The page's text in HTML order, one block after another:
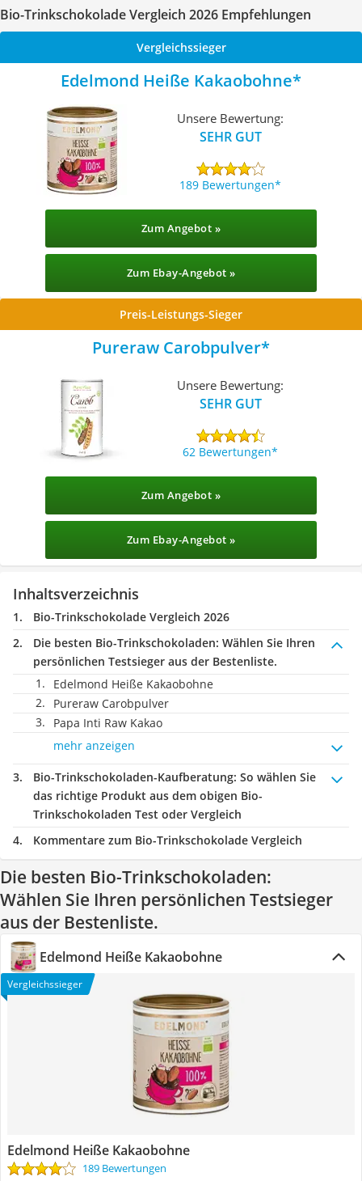
Bio-Trinkschokolade Vergleich 2026 Empfehlungen
Vergleichssieger
Edelmond Heiße Kakaobohne
Unsere Bewertung:
SEHR GUT
189 Bewertungen
Zum Angebot »
Zum Ebay-Angebot »
Preis-Leistungs-Sieger
Pureraw Carobpulver
Unsere Bewertung:
SEHR GUT
62 Bewertungen
Zum Angebot »
Zum Ebay-Angebot »
Inhaltsverzeichnis
Bio-Trinkschokolade Vergleich 2026
Die besten Bio-Trinkschokoladen: Wählen Sie Ihren
persönlichen Testsieger aus der Bestenliste.
Edelmond Heiße Kakaobohne
Pureraw Carobpulver
Papa Inti Raw Kakao
mehr anzeigen
Bio-Trinkschokoladen-Kaufberatung: So wählen Sie
das richtige Produkt aus dem obigen Bio-
Trinkschokoladen Test oder Vergleich
Kommentare zum Bio-Trinkschokolade Vergleich
Die besten Bio-Trinkschokoladen:
Wählen Sie Ihren persönlichen Testsieger
aus der Bestenliste.
Edelmond Heiße Kakaobohne
Vergleichssieger
Edelmond Heiße Kakaobohne
189 Bewertungen